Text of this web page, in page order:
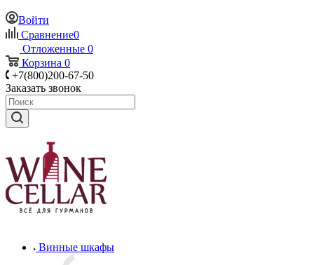
Войти
Сравнение0
Отложенные 0
Корзина 0
+7(800)200-67-50
Заказать звонок
Винные шкафы